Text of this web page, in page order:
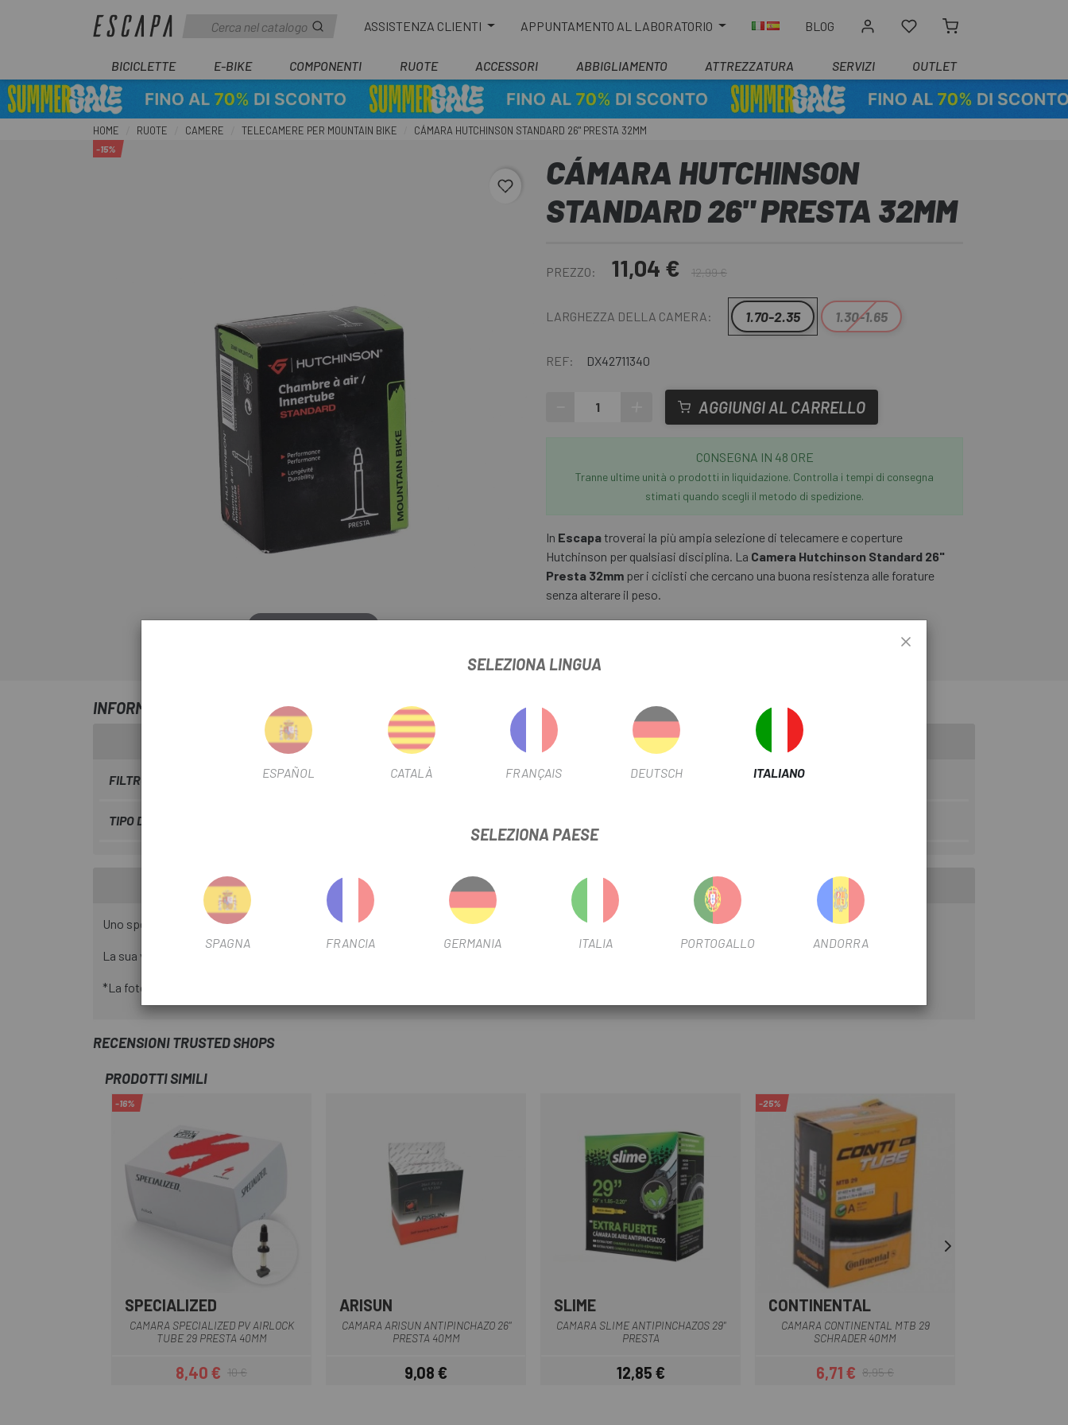
ASSISTENZA CLIENTI APPUNTAMENTO AL LABORATORIO BLOG
BICICLETTE E-BIKE COMPONENTI RUOTE ACCESSORI ABBIGLIAMENTO ATTREZZATURA SERVIZI OUTLET
HOME RUOTE CAMERE TELECAMERE PER MOUNTAIN BIKE CÁMARA HUTCHINSON STANDARD 26" PRESTA 32MM
favorite_border
-15%
CÁMARA HUTCHINSON
STANDARD 26" PRESTA 32MM
PREZZO: 11,04 € 12,99 €
LARGHEZZA DELLA CAMERA: 1.70-2.35 1.30-1.65
REF: DX42711340
AGGIUNGI AL CARRELLO
CONSEGNA IN 48 ORE
Tranne ultime unità o prodotti in liquidazione. Controlla i tempi di consegna
stimati quando scegli il metodo di spedizione.
In Escapatroverai la più ampia selezione di telecamere e coperture
Hutchinson per qualsiasi disciplina. La Camera Hutchinson Standard 26"
Presta 32mm per i ciclisti che cercano una buona resistenza alle forature
senza alterare il peso.
INFORMAZIONI SU CÁMARA HUTCHINSON STANDARD 26" PRESTA 32MM
SCHEDA PRODOTTO
FILTRO STAGIONALE DIAMETRO DEL FILTRO
TIPO DI VALVOLA FILTRANTE
INFORMAZIONI SUL PRODOTTO
Uno spessore di 0.9mm per una buona resistenza alle forature.
La sua valvola di ottima qualità permette di mantenere la pressione.
*La foto potrebbe non corrispondere alla realtà
RECENSIONI TRUSTED SHOPS
PRODOTTI SIMILI
-16%
SPECIALIZED
CAMARA SPECIALIZED PV AIRLOCK
TUBE 29 PRESTA 40MM
Prezzo
8,40 €Prezzo base
10 €
ARISUN
CAMARA ARISUN ANTIPINCHAZO 26"
PRESTA 40MM
Prezzo
9,08 €
SLIME
CAMARA SLIME ANTIPINCHAZOS 29"
PRESTA
Prezzo
12,85 €
-25%
CONTINENTAL
CAMARA CONTINENTAL MTB 29
SCHRADER 40MM
Prezzo
6,71 €Prezzo base
8,95 €
SELEZIONA LINGUA
ESPAÑOL CATALÀ FRANÇAIS DEUTSCH ITALIANO
SELEZIONA PAESE
SPAGNA FRANCIA GERMANIA ITALIA PORTOGALLO ANDORRA